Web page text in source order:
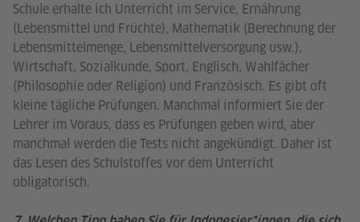
Schule erhalte ich Unterricht im Service, Ernährung
(Lebensmittel und Früchte), Mathematik (Berechnung der
Lebensmittelmenge, Lebensmittelversorgung usw.),
Wirtschaft, Sozialkunde, Sport, Englisch, Wahlfächer
(Philosophie oder Religion) und Französisch. Es gibt oft
kleine tägliche Prüfungen. Manchmal informiert Sie der
Lehrer im Voraus, dass es Prüfungen geben wird, aber
manchmal werden die Tests nicht angekündigt. Daher ist
das Lesen des Schulstoffes vor dem Unterricht
obligatorisch.